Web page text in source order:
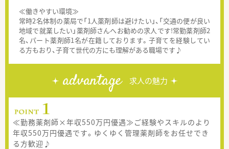
≪働きやすい環境≫
常時2名体制の薬局で「1人薬剤師は避けたい」、「交通の便が良い
地域で就業したい」薬剤師さんへお勧めの求人です!常勤薬剤師2
名、パート薬剤師1名が在籍しております。子育てを経験してい
る方もおり、子育て世代の方にも理解がある職場です♪
advantage 求人の魅力
≪勤務薬剤師×年収550万円優遇≫ご経験やスキルのより
年収550万円優遇です。ゆくゆく管理薬剤師をお任せでき
る方歓迎♪